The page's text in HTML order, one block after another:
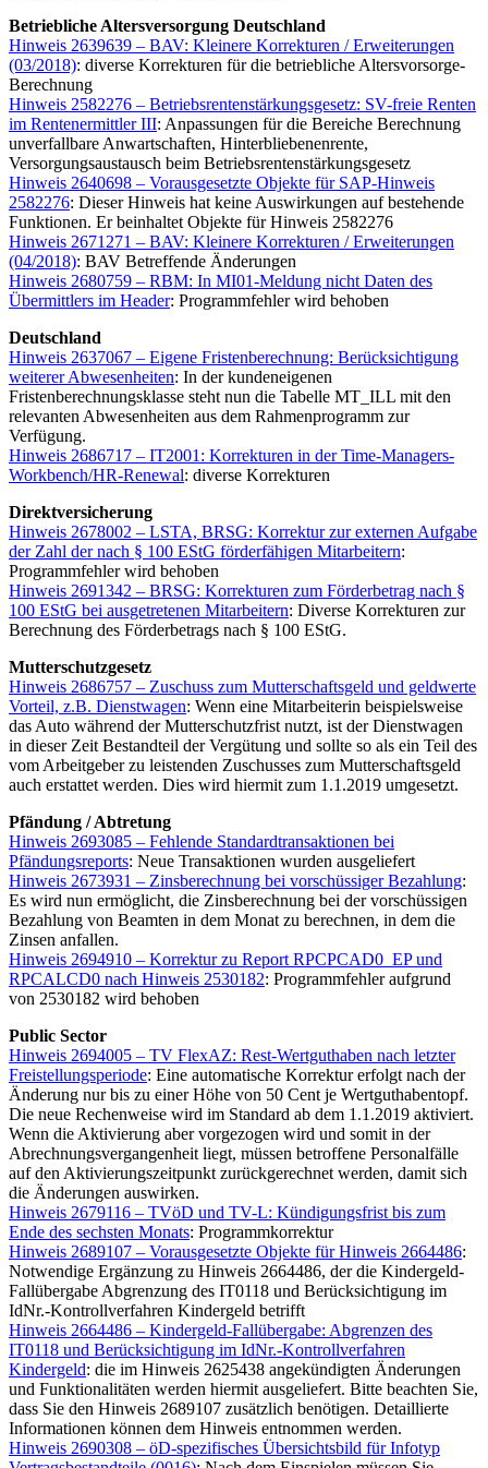
Betriebliche Altersversorgung Deutschland
Hinweis 2639639 – BAV: Kleinere Korrekturen / Erweiterungen
(03/2018): diverse Korrekturen für die betriebliche Altersvorsorge-
Berechnung
Hinweis 2582276 – Betriebsrentenstärkungsgesetz: SV-freie Renten
im Rentenermittler III: Anpassungen für die Bereiche Berechnung
unverfallbare Anwartschaften, Hinterbliebenenrente,
Versorgungsaustausch beim Betriebsrentenstärkungsgesetz
Hinweis 2640698 – Vorausgesetzte Objekte für SAP-Hinweis
2582276: Dieser Hinweis hat keine Auswirkungen auf bestehende
Funktionen. Er beinhaltet Objekte für Hinweis 2582276
Hinweis 2671271 – BAV: Kleinere Korrekturen / Erweiterungen
(04/2018): BAV Betreffende Änderungen
Hinweis 2680759 – RBM: In MI01-Meldung nicht Daten des
Übermittlers im Header: Programmfehler wird behoben
Deutschland
Hinweis 2637067 – Eigene Fristenberechnung: Berücksichtigung
weiterer Abwesenheiten: In der kundeneigenen
Fristenberechnungsklasse steht nun die Tabelle MT_ILL mit den
relevanten Abwesenheiten aus dem Rahmenprogramm zur
Verfügung.
Hinweis 2686717 – IT2001: Korrekturen in der Time-Managers-
Workbench/HR-Renewal: diverse Korrekturen
Direktversicherung
Hinweis 2678002 – LSTA, BRSG: Korrektur zur externen Aufgabe
der Zahl der nach § 100 EStG förderfähigen Mitarbeitern:
Programmfehler wird behoben
Hinweis 2691342 – BRSG: Korrekturen zum Förderbetrag nach §
100 EStG bei ausgetretenen Mitarbeitern: Diverse Korrekturen zur
Berechnung des Förderbetrags nach § 100 EStG.
Mutterschutzgesetz
Hinweis 2686757 – Zuschuss zum Mutterschaftsgeld und geldwerte
Vorteil, z.B. Dienstwagen: Wenn eine Mitarbeiterin beispielsweise
das Auto während der Mutterschutzfrist nutzt, ist der Dienstwagen
in dieser Zeit Bestandteil der Vergütung und sollte so als ein Teil des
vom Arbeitgeber zu leistenden Zuschusses zum Mutterschaftsgeld
auch erstattet werden. Dies wird hiermit zum 1.1.2019 umgesetzt.
Pfändung / Abtretung
Hinweis 2693085 – Fehlende Standardtransaktionen bei
Pfändungsreports: Neue Transaktionen wurden ausgeliefert
Hinweis 2673931 – Zinsberechnung bei vorschüssiger Bezahlung:
Es wird nun ermöglicht, die Zinsberechnung bei der vorschüssigen
Bezahlung von Beamten in dem Monat zu berechnen, in dem die
Zinsen anfallen.
Hinweis 2694910 – Korrektur zu Report RPCPCAD0_EP und
RPCALCD0 nach Hinweis 2530182: Programmfehler aufgrund
von 2530182 wird behoben
Public Sector
Hinweis 2694005 – TV FlexAZ: Rest-Wertguthaben nach letzter
Freistellungsperiode: Eine automatische Korrektur erfolgt nach der
Änderung nur bis zu einer Höhe von 50 Cent je Wertguthabentopf.
Die neue Rechenweise wird im Standard ab dem 1.1.2019 aktiviert.
Wenn die Aktivierung aber vorgezogen wird und somit in der
Abrechnungsvergangenheit liegt, müssen betroffene Personalfälle
auf den Aktivierungszeitpunkt zurückgerechnet werden, damit sich
die Änderungen auswirken.
Hinweis 2679116 – TVöD und TV-L: Kündigungsfrist bis zum
Ende des sechsten Monats: Programmkorrektur
Hinweis 2689107 – Vorausgesetzte Objekte für Hinweis 2664486:
Notwendige Ergänzung zu Hinweis 2664486, der die Kindergeld-
Fallübergabe Abgrenzung des IT0118 und Berücksichtigung im
IdNr.-Kontrollverfahren Kindergeld betrifft
Hinweis 2664486 – Kindergeld-Fallübergabe: Abgrenzen des
IT0118 und Berücksichtigung im IdNr.-Kontrollverfahren
Kindergeld: die im Hinweis 2625438 angekündigten Änderungen
und Funktionalitäten werden hiermit ausgeliefert. Bitte beachten Sie,
dass Sie den Hinweis 2689107 zusätzlich benötigen. Detaillierte
Informationen können dem Hinweis entnommen werden.
Hinweis 2690308 – öD-spezifisches Übersichtsbild für Infotyp